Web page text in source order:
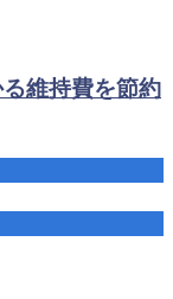
る維持費を節約